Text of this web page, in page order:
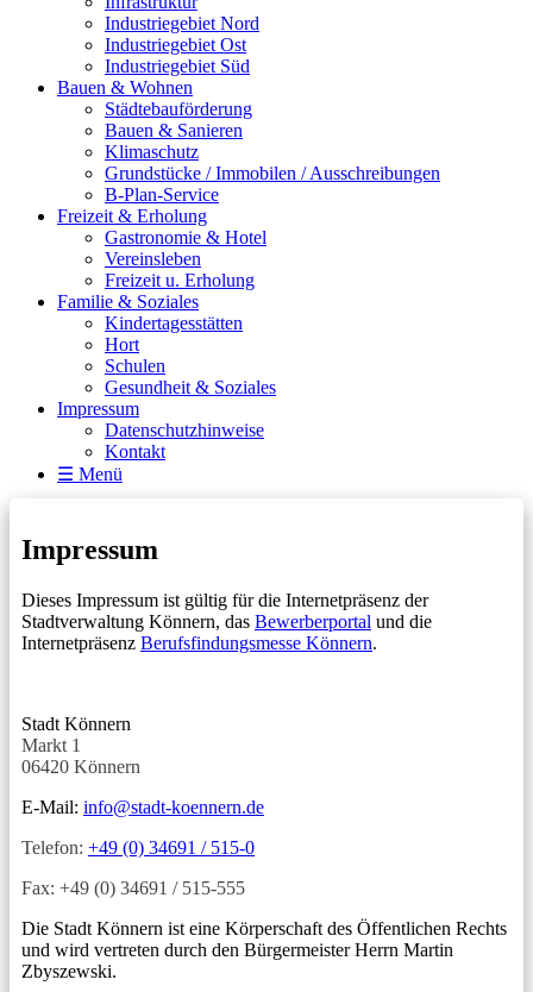
Industriegebiet Nord
Industriegebiet Ost
Industriegebiet Süd
Bauen & Wohnen
Städtebauförderung
Bauen & Sanieren
Klimaschutz
Grundstücke / Immobilen / Ausschreibungen
B-Plan-Service
Freizeit & Erholung
Gastronomie & Hotel
Vereinsleben
Freizeit u. Erholung
Familie & Soziales
Kindertagesstätten
Hort
Schulen
Gesundheit & Soziales
Impressum
Datenschutzhinweise
Kontakt
☰ Menü
Impressum
Dieses Impressum ist gültig für die Internetpräsenz der
Stadtverwaltung Könnern, das Bewerberportal und die
Internetpräsenz Berufsfindungsmesse Könnern.
Stadt Könnern
Markt 1
06420 Könnern
E-Mail: info@stadt-koennern.de
Telefon: +49 (0) 34691 / 515-0
Fax: +49 (0) 34691 / 515-555
Die Stadt Könnern ist eine Körperschaft des Öffentlichen Rechts
und wird vertreten durch den Bürgermeister Herrn Martin
Zbyszewski.